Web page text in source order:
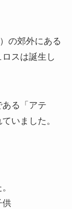
の郊外にある
スは誕生し
る「アテ
いました。
供